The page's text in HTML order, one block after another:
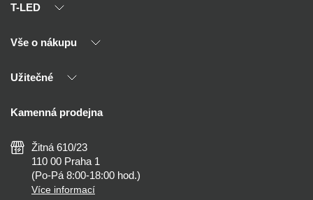
T-LED
O nás
Kontakty
Vše o nákupu
Výhody T-LED
Montáž
Nejčastější dotazy
Než koupíte
Osvětlení dle místnosti
Užitečné
Reklamace a vrácení
Zásady ochrany soukromí
Nastavení cookies
Prohlášení o přístupnosti
Kamenná prodejna
Žitná 610/23
110 00 Praha 1
(Po-Pá 8:00-18:00 hod.)
Více informací